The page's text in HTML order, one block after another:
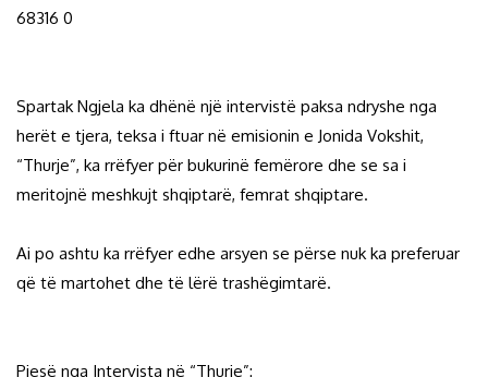
68316 0
Spartak Ngjela ka dhënë një intervistë paksa ndryshe nga
herët e tjera, teksa i ftuar në emisionin e Jonida Vokshit,
“Thurje”, ka rrëfyer për bukurinë femërore dhe se sa i
meritojnë meshkujt shqiptarë, femrat shqiptare.
Ai po ashtu ka rrëfyer edhe arsyen se përse nuk ka preferuar
që të martohet dhe të lërë trashëgimtarë.
Pjesë nga Intervista në “Thurje”: